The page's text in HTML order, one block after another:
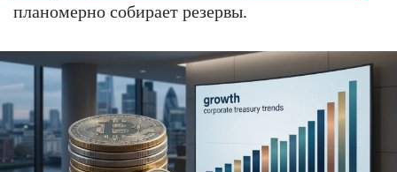
планомерно собирает резервы.